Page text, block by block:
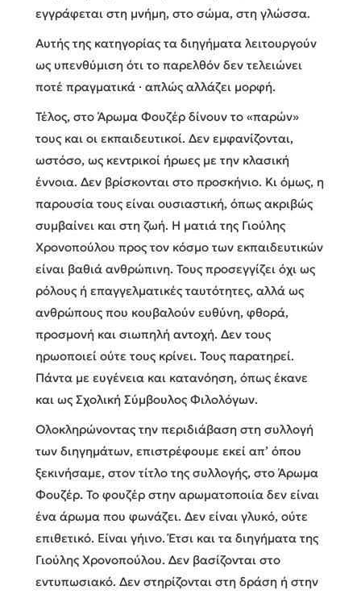
εγγράφεται στη μνήμη, στο σώμα, στη γλώσσα.
Αυτής της κατηγορίας τα διηγήματα λειτουργούν
ως υπενθύμιση ότι το παρελθόν δεν τελειώνει
ποτέ πραγματικά · απλώς αλλάζει μορφή.
Τέλος, στο Άρωμα Φουζέρ δίνουν το «παρών»
τους και οι εκπαιδευτικοί. Δεν εμφανίζονται,
ωστόσο, ως κεντρικοί ήρωες με την κλασική
έννοια. Δεν βρίσκονται στο προσκήνιο. Κι όμως, η
παρουσία τους είναι ουσιαστική, όπως ακριβώς
συμβαίνει και στη ζωή. Η ματιά της Γιούλης
Χρονοπούλου προς τον κόσμο των εκπαιδευτικών
είναι βαθιά ανθρώπινη. Τους προσεγγίζει όχι ως
ρόλους ή επαγγελματικές ταυτότητες, αλλά ως
ανθρώπους που κουβαλούν ευθύνη, φθορά,
προσμονή και σιωπηλή αντοχή. Δεν τους
ηρωοποιεί ούτε τους κρίνει. Τους παρατηρεί.
Πάντα με ευγένεια και κατανόηση, όπως έκανε
και ως Σχολική Σύμβουλος Φιλολόγων.
Ολοκληρώνοντας την περιδιάβαση στη συλλογή
των διηγημάτων, επιστρέφουμε εκεί απ’ όπου
ξεκινήσαμε, στον τίτλο της συλλογής, στο Άρωμα
Φουζέρ. Το φουζέρ στην αρωματοποιία δεν είναι
ένα άρωμα που φωνάζει. Δεν είναι γλυκό, ούτε
επιθετικό. Είναι γήινο. Έτσι και τα διηγήματα της
Γιούλης Χρονοπούλου. Δεν βασίζονται στο
εντυπωσιακό. Δεν στηρίζονται στη δράση ή στην